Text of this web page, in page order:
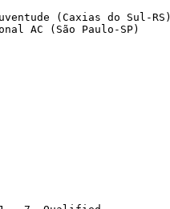
(Caxias do Sul-RS)
AC (São Paulo-SP)